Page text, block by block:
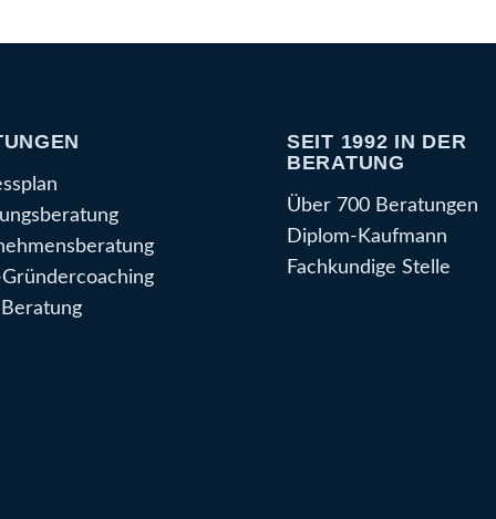
Gründercoaching
SEIT 1992 IN DER
BERATUNG
Über 700 Beratungen
Diplom-Kaufmann
Fachkundige Stelle